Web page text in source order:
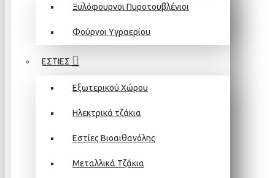
Ξυλόφουρνοι Πυροτουβλένιοι
Φούρνοι Υγραερίου
ΕΣΤΙΕΣ
Εξωτερικού Χώρου
Ηλεκτρικά τζάκια
Εστίες Βιοαιθανόλης
Μεταλλικά Τζάκια